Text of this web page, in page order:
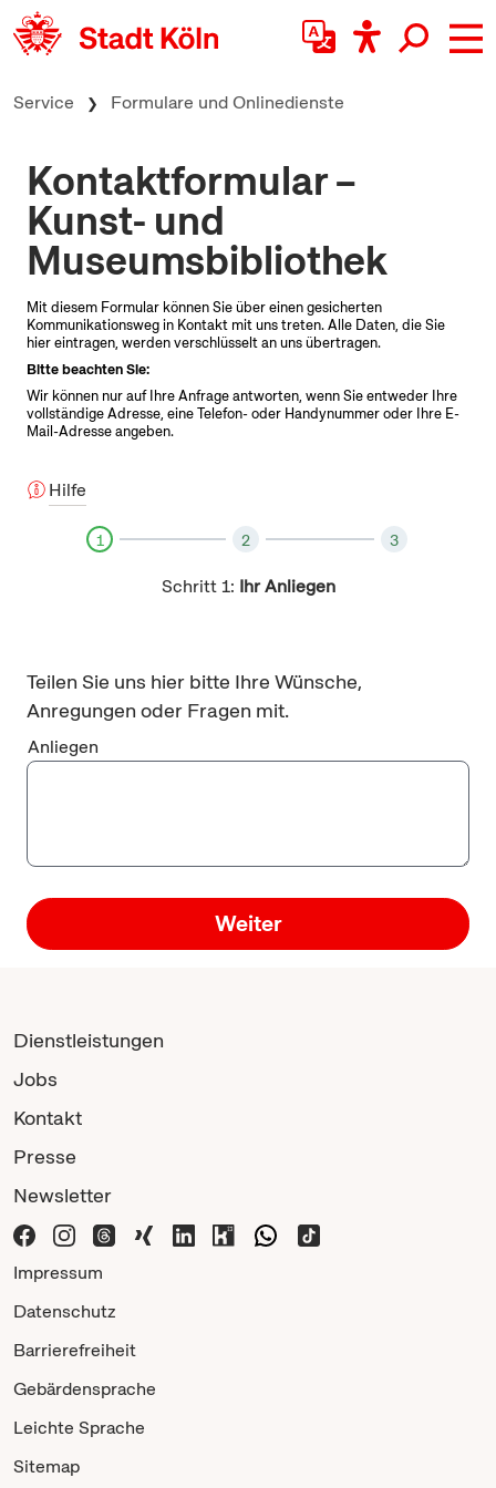
zum Inhalt springen
Service Formulare und Onlinedienste
Kontaktformular –
Kunst- und
Museumsbibliothek
Mit diesem Formular können Sie über einen gesicherten
Kommunikationsweg in Kontakt mit uns treten. Alle Daten, die Sie
hier eintragen, werden verschlüsselt an uns übertragen.
Bitte beachten Sie:
Wir können nur auf Ihre Anfrage antworten, wenn Sie entweder Ihre
vollständige Adresse, eine Telefon- oder Handynummer oder Ihre E-
Mail-Adresse angeben.
Hilfe
1 2 3
Schritt 1: Ihr Anliegen
Teilen Sie uns hier bitte Ihre Wünsche,
Anregungen oder Fragen mit.
Anliegen
Weiter
Dienstleistungen
Jobs
Kontakt
Presse
Newsletter
Impressum
Datenschutz
Barrierefreiheit
Gebärdensprache
Leichte Sprache
Sitemap